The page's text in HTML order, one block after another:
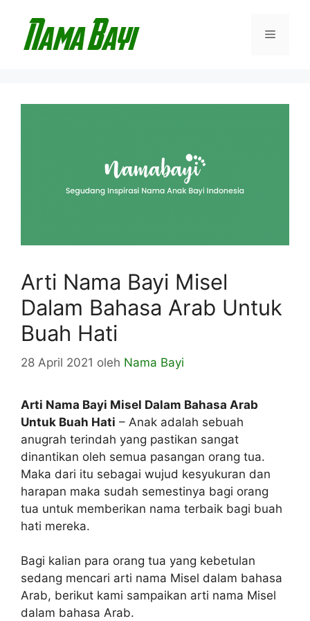
Menu
Arti Nama Bayi Misel
Dalam Bahasa Arab Untuk
Buah Hati
28 April 2021 oleh Nama Bayi
Arti Nama Bayi Misel Dalam Bahasa Arab
Untuk Buah Hati – Anak adalah sebuah
anugrah terindah yang pastikan sangat
dinantikan oleh semua pasangan orang tua.
Maka dari itu sebagai wujud kesyukuran dan
harapan maka sudah semestinya bagi orang
tua untuk memberikan nama terbaik bagi buah
hati mereka.
Bagi kalian para orang tua yang kebetulan
sedang mencari arti nama Misel dalam bahasa
Arab, berikut kami sampaikan arti nama Misel
dalam bahasa Arab.